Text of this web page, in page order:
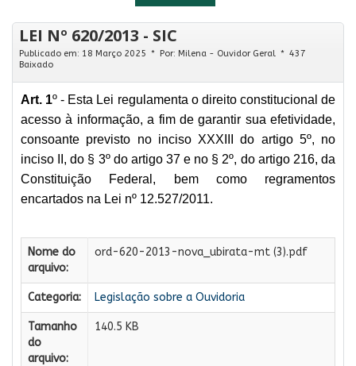
LEI Nº 620/2013 - SIC
Publicado em: 18 Março 2025 Por: Milena - Ouvidor Geral
437
Baixado
Art. 1º - Esta Lei regulamenta o direito constitucional de
acesso à informação, a fim de garantir sua efetividade,
consoante previsto no inciso XXXIII do artigo 5º, no
inciso II, do § 3º do artigo 37 e no § 2º, do artigo 216, da
Constituição Federal, bem como regramentos
encartados na Lei nº 12.527/2011.
Nome do
arquivo:
ord-620-2013-nova_ubirata-mt (3).pdf
Categoria: Legislação sobre a Ouvidoria
Tamanho
do
arquivo:
140.5 KB